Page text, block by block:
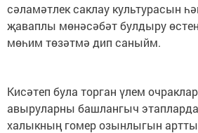
сәламәтлек саклау культурасын
җаваплы мөнәсәбәт булдыру
мөһим төзәтмә дип саныйм.
Кисәтеп була торган үлем
авыруларны башлангыч
халыкның гомер озынлыгын